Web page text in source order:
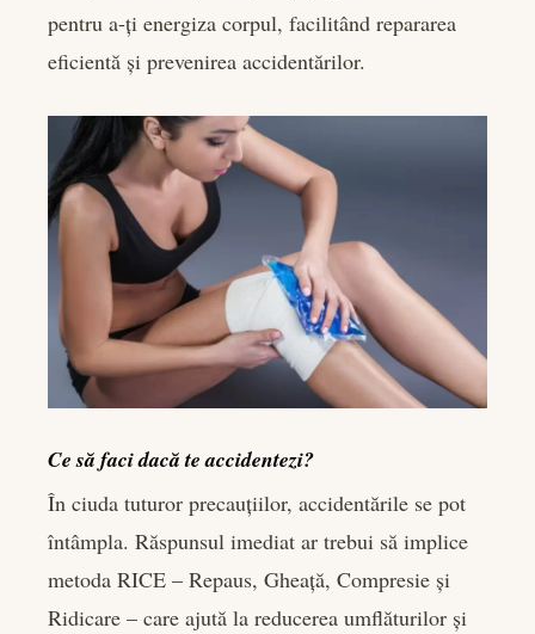
pentru a-ți energiza corpul, facilitând repararea
eficientă și prevenirea accidentărilor.
Ce să faci dacă te accidentezi?
În ciuda tuturor precauțiilor, accidentările se pot
întâmpla. Răspunsul imediat ar trebui să implice
metoda RICE – Repaus, Gheață, Compresie și
Ridicare – care ajută la reducerea umflăturilor și